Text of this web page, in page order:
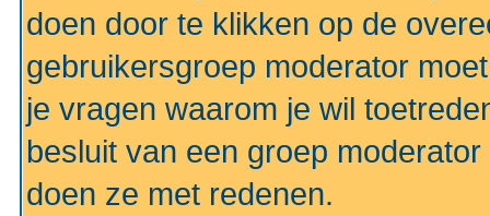
doen door te klikken op de
gebruikersgroep moderator
je vragen waarom je wil
besluit van een groep
doen ze met redenen.